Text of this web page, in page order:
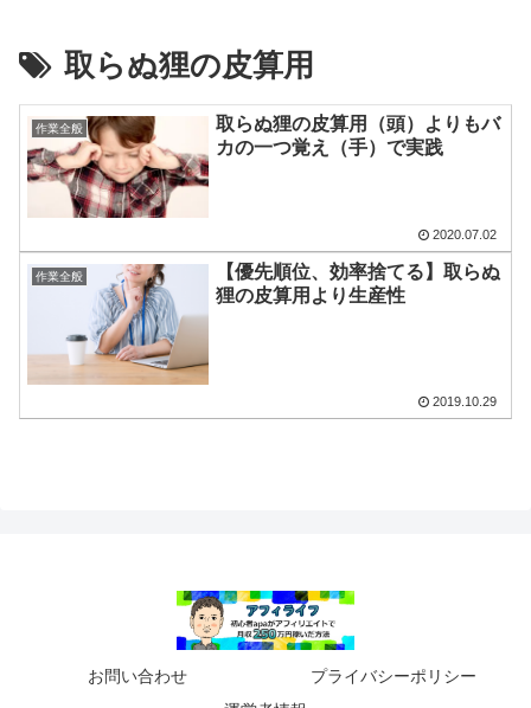
取らぬ狸の皮算用
作業全般
取らぬ狸の皮算用（頭）よりもバ
カの一つ覚え（手）で実践
2020.07.02
作業全般
【優先順位、効率捨てる】取らぬ
狸の皮算用より生産性
2019.10.29
お問い合わせ
プライバシーポリシー